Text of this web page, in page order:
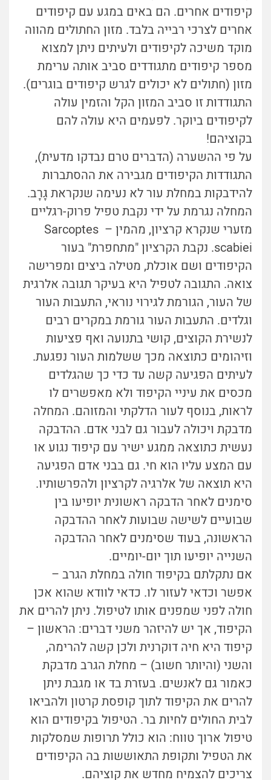
קיפודים אחרים. הם באים במגע עם קיפודים
אחרים לצרכי רבייה בלבד. מזון החתולים מהווה
מוקד משיכה לקיפודים ולעיתים ניתן למצוא
מספר קיפודים מתגודדים סביב אותה ערימת
מזון (חתולים לא יכולים לגרש קיפודים בוגרים).
התגודדות זו סביב המזון הקל והזמין עולה
לקיפודים ביוקר. לפעמים היא עולה להם
בקוציהם!
על פי ההשערה (הדברים טרם נבדקו מדעית),
התגודדות הקיפודים מגבירה את ההסתברות
להידבקות במחלת עור לא נעימה שנקראת גָּרָב.
המחלה נגרמת על ידי נקבת טפיל פרוק-רגליים
מזערי שנקרא קרציון, מהמין – Sarcoptes
scabiei. נקבת הקרציון "מתחפרת" בעור
הקיפודים ושם אוכלת, מטילה ביצים ומפרישה
צואה. התגובה לטפיל היא בעיקר תגובה אלרגית
של העור, הגורמת לגירוי נוראי, התעבות העור
וגלדים. התעבות העור גורמת במקרים רבים
לנשירת הקוצים, קושי בתנועה ואף פציעות
וזיהומים כתוצאה מכך ששלמות העור נפגעת.
לעיתים הפגיעה קשה עד כדי כך שהגלדים
מכסים את עיניי הקיפוד ולא מאפשרים לו
לראות, בנוסף לעור הדלקתי והמזוהם. המחלה
מדבקת ויכולה לעבור גם לבני אדם. ההדבקה
נעשית כתוצאה ממגע ישיר עם קיפוד נגוע או
עם המצע עליו הוא חי. גם בבני אדם הפגיעה
היא תוצאה של אלרגיה לקרציון ולהפרשותיו.
סימנים לאחר הדבקה ראשונית יופיעו בין
שבועיים לשישה שבועות לאחר ההדבקה
הראשונה, בעוד שסימנים לאחר ההדבקה
השנייה יופיעו תוך יום-יומיים.
אם נתקלתם בקיפוד חולה במחלת הגרב –
אפשר וכדאי לעזור לו. כדאי לוודא שהוא אכן
חולה לפני שמפנים אותו לטיפול. ניתן להרים את
הקיפוד, אך יש להיזהר משני דברים: הראשון –
קיפוד היא חיה דוקרנית ולכן קשה להרימה,
והשני (והיותר חשוב) – מחלת הגרב מדבקת
כאמור גם לאנשים. בעזרת בד או מגבת ניתן
להרים את הקיפוד לתוך קופסת קרטון ולהביאו
לבית החולים לחיות בר. הטיפול בקיפודים הוא
טיפול ארוך טווח: הוא כולל תרופות שמסלקות
את הטפיל ותקופת התאוששות בה הקיפודים
צריכים להצמיח מחדש את קוציהם.